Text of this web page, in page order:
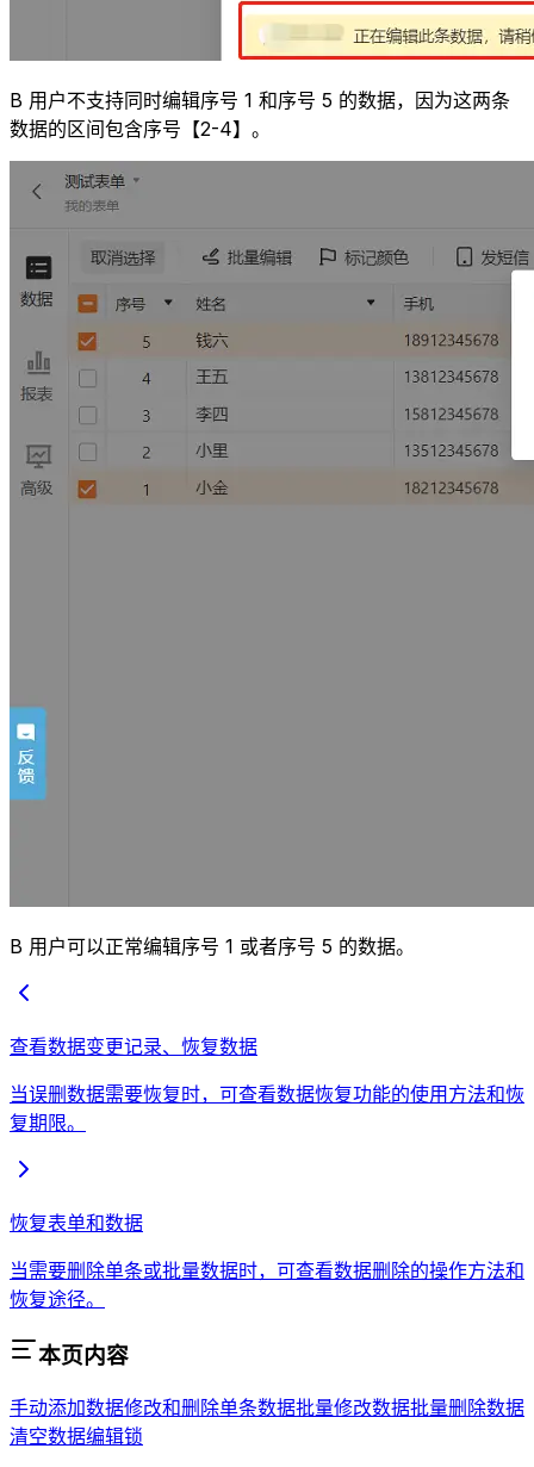
B 用户不支持同时编辑序号 1 和序号 5 的数据，因为这两条
数据的区间包含序号【2-4】。
B 用户可以正常编辑序号 1 或者序号 5 的数据。
查看数据变更记录、恢复数据
当误删数据需要恢复时，可查看数据恢复功能的使用方法和恢
复期限。
恢复表单和数据
当需要删除单条或批量数据时，可查看数据删除的操作方法和
恢复途径。
本页内容
手动添加数据修改和删除单条数据批量修改数据批量删除数据
清空数据编辑锁